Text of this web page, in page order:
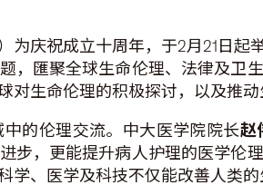
为庆祝成立十周年，于2月21日
，匯聚全球生命伦理、法律及卫
生命伦理的积极探讨，以及推动
的伦理交流。中大医学院院长赵
步，更能提升病人护理的医学伦
、医学及科技不仅能改善人类